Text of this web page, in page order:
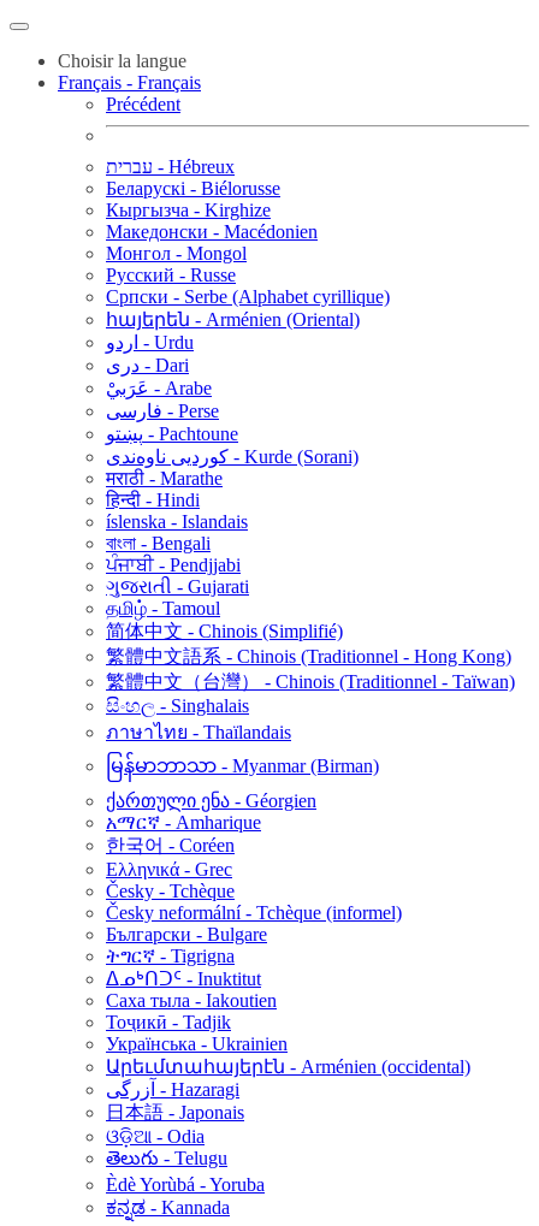
Choisir la langue
Français - Français
Précédent
עברית - Hébreux
Беларускі - Biélorusse
Кыргызча - Kirghize
Македонски - Macédonien
Монгол - Mongol
Русский - Russe
Српски - Serbe (Alphabet cyrillique)
հայերեն - Arménien (Oriental)
اردو - Urdu
دری - Dari
عَرَبيْ - Arabe
فارسی - Perse
پښتو - Pachtoune
کوردیی ناوەندی - Kurde (Sorani)
मराठी - Marathe
हिन्दी - Hindi
íslenska - Islandais
বাংলা - Bengali
ਪੰਜਾਬੀ - Pendjjabi
ગુજરાતી - Gujarati
தமிழ் - Tamoul
简体中文 - Chinois (Simplifié)
繁體中文語系 - Chinois (Traditionnel - Hong Kong)
繁體中文（台灣） - Chinois (Traditionnel - Taïwan)
සිංහල - Singhalais
ภาษาไทย - Thaïlandais
မြန်မာဘာသာ - Myanmar (Birman)
ქართული ენა - Géorgien
አማርኛ - Amharique
한국어 - Coréen
Ελληνικά - Grec
Česky - Tchèque
Česky neformální - Tchèque (informel)
Български - Bulgare
ትግርኛ - Tigrigna
ᐃᓄᒃᑎᑐᑦ - Inuktitut
Саха тыла - Iakoutien
Тоҷикӣ - Tadjik
Українська - Ukrainien
Արեւմտահայերէն - Arménien (occidental)
آزرگی - Hazaragi
日本語 - Japonais
ଓଡ଼ିଆ - Odia
తెలుగు - Telugu
Èdè Yorùbá - Yoruba
ಕನ್ನಡ - Kannada